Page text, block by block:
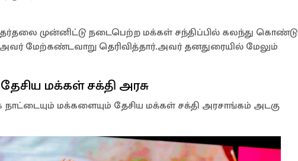
முன்னிட்டு நடைபெற்ற மக்கள் சந்திப்பில் கலந்து கொண்டு
மேற்கண்டவாறு தெரிவித்தார்.அவர் தனதுரையில் மேலும்
மக்கள் சக்தி அரசு
மக்களையும் தேசிய மக்கள் சக்தி அரசாங்கம் அடகு